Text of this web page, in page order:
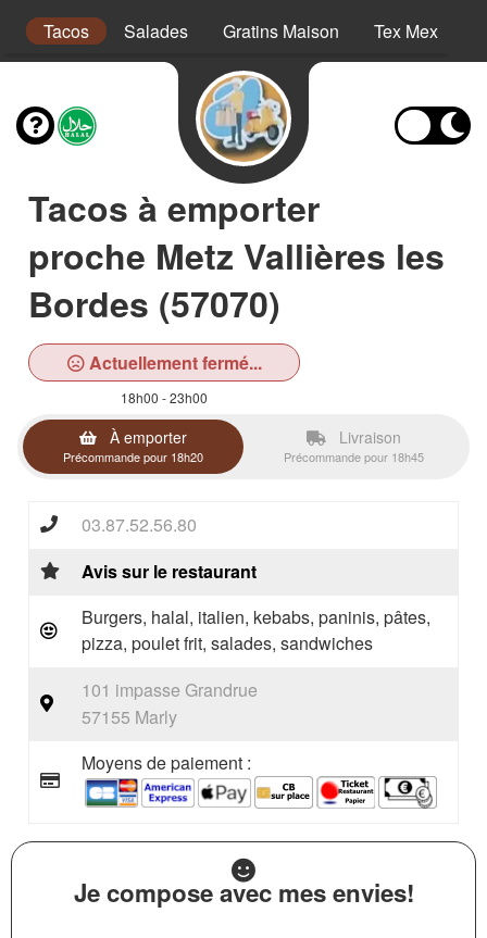
Tacos Salades Gratins Maison Tex Mex
Tacos à emporter
proche Metz Vallières les
Bordes (57070)
Actuellement fermé...
18h00 - 23h00
À emporter
Précommande pour 18h20
Livraison
Précommande pour 18h45
03.87.52.56.80
Avis sur le restaurant
Burgers, halal, italien, kebabs, paninis, pâtes,
pizza, poulet frit, salades, sandwiches
101 impasse Grandrue
57155 Marly
Moyens de paiement :
Je compose avec mes envies!